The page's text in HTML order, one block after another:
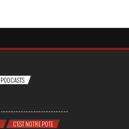
PODCASTS
C'EST NOTRE POTE